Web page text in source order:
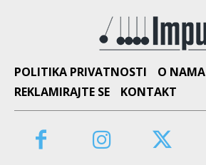
POLITIKA PRIVATNOSTI O NAMA
REKLAMIRAJTE SE
KONTAKT